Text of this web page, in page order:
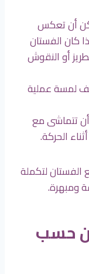
أن تعكس
كان الفستان
أو النقوش
لمسة عملية
تتماشى مع
الحركة.
لتكملة
ومبهرة.
حسب